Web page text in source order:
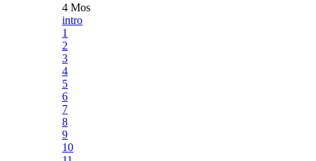
4 Mos
intro
1
2
3
4
5
6
7
8
9
10